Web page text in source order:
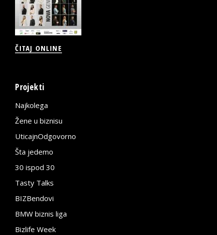
ČITAJ ONLINE
Projekti
Najkolega
Žene u biznisu
UticajnOdgovorno
Šta jedemo
30 ispod 30
Tasty Talks
BIZBendovi
BMW biznis liga
Bizlife Week